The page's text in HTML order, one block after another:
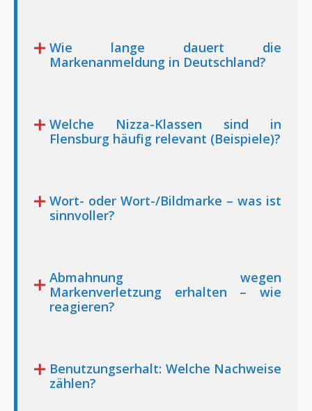
Wie lange dauert die
Markenanmeldung in Deutschland?
Welche Nizza-Klassen sind in
Flensburg häufig relevant (Beispiele)?
Wort- oder Wort-/Bildmarke – was ist
sinnvoller?
Abmahnung wegen
Markenverletzung erhalten – wie
reagieren?
Benutzungserhalt: Welche Nachweise
zählen?